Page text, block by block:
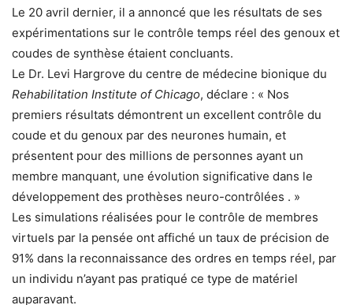
Le 20 avril dernier, il a annoncé que les résultats de ses
expérimentations sur le contrôle temps réel des genoux et
coudes de synthèse étaient concluants.
Le Dr. Levi Hargrove du centre de médecine bionique du
Rehabilitation Institute of Chicago, déclare : « Nos
premiers résultats démontrent un excellent contrôle du
coude et du genoux par des neurones humain, et
présentent pour des millions de personnes ayant un
membre manquant, une évolution significative dans le
développement des prothèses neuro-contrôlées . »
Les simulations réalisées pour le contrôle de membres
virtuels par la pensée ont affiché un taux de précision de
91% dans la reconnaissance des ordres en temps réel, par
un individu n’ayant pas pratiqué ce type de matériel
auparavant.